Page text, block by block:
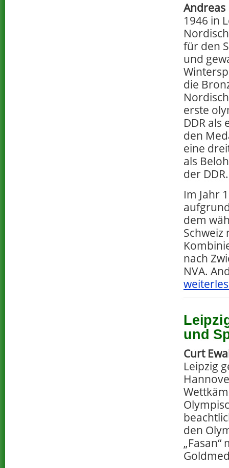
1946 in
für den
und
die
erste
DDR als
den
eine
als
der DDR.
Im Jahr
dem
nach
NVA.
und
Curt
Leipzig
den